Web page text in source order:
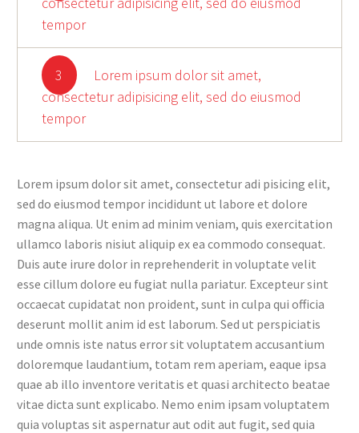
tempor
3
Lorem ipsum dolor sit amet,
consectetur adipisicing elit, sed do eiusmod
tempor
Lorem ipsum dolor sit amet, consectetur adi pisicing elit,
sed do eiusmod tempor incididunt ut labore et dolore
magna aliqua. Ut enim ad minim veniam, quis exercitation
ullamco laboris nisiut aliquip ex ea commodo consequat.
Duis aute irure dolor in reprehenderit in voluptate velit
esse cillum dolore eu fugiat nulla pariatur. Excepteur sint
occaecat cupidatat non proident, sunt in culpa qui officia
deserunt mollit anim id est laborum. Sed ut perspiciatis
unde omnis iste natus error sit voluptatem accusantium
doloremque laudantium, totam rem aperiam, eaque ipsa
quae ab illo inventore veritatis et quasi architecto beatae
vitae dicta sunt explicabo. Nemo enim ipsam voluptatem
quia voluptas sit aspernatur aut odit aut fugit, sed quia